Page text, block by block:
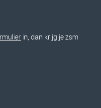
in, dan krijg je zsm